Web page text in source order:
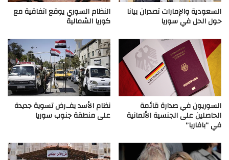
السعودية والإمارات تصدران بيانا
حول الحل في سوريا
النظام السوري يوقع اتفاقية مع
كوريا الشمالية
السوريون في صدارة قائمة
الحاصلين على الجنسية الألمانية
في “بافاريا”
نظام الأسد يفـ.رض تسوية جديدة
على منطقة جنوب سوريا